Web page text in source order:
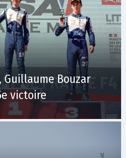
Guillaume Bouzar
victoire